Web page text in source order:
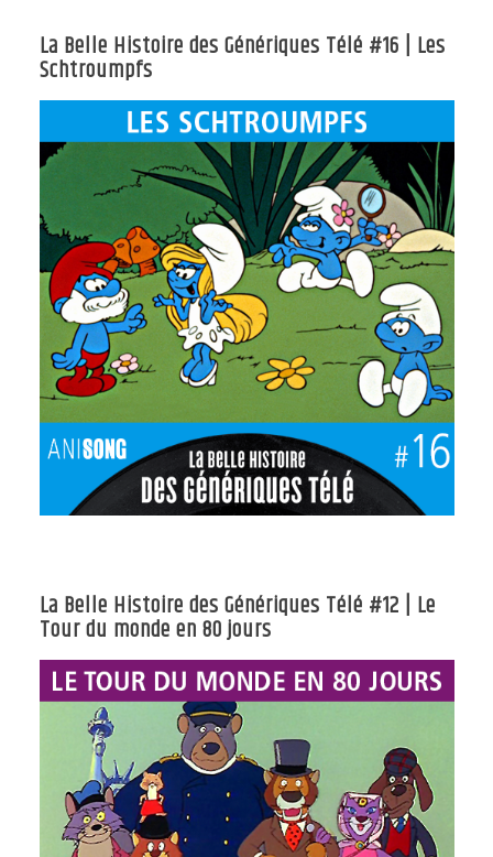
La Belle Histoire des Génériques Télé #16 | Les
Schtroumpfs
La Belle Histoire des Génériques Télé #12 | Le
Tour du monde en 80 jours